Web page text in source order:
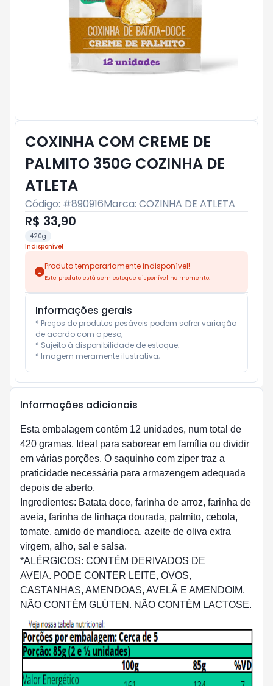
COXINHA COM CREME DE
PALMITO 350G COZINHA DE
ATLETA
Código: #890916Marca: COZINHA DE ATLETA
R$ 33,90
420g
Indisponível
Produto temporariamente indisponível!
Este produto está sem estoque disponível no momento.
Informações gerais
* Preços de produtos pesáveis podem sofrer variação
de acordo com o peso;
* Sujeito à disponibilidade de estoque;
* Imagem meramente ilustrativa;
Informações adicionais
Esta embalagem contém 12 unidades, num total de
420 gramas. Ideal para saborear em família ou dividir
em várias porções. O saquinho com ziper traz a
praticidade necessária para armazengem adequada
depois de aberto.
Ingredientes: Batata doce, farinha de arroz, farinha de
aveia, farinha de linhaça dourada, palmito, cebola,
tomate, amido de mandioca, azeite de oliva extra
virgem, alho, sal e salsa.
*ALÉRGICOS: CONTÉM DERIVADOS DE
AVEIA. PODE CONTER LEITE, OVOS,
CASTANHAS, AMENDOAS, AVELÃ E AMENDOIM.
NÃO CONTÉM GLÚTEN. NÃO CONTÉM LACTOSE.